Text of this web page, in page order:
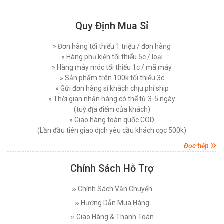
Thứ bảy, 29/11/2025
Máy Cắt Vải Viền Là Gì? Lợi Ích Và Ứng Dụng
Thứ tư, 26/11/2025
Nên Chọn Máy Cắt Vải Cầm Tay Hay Máy Cắt
Vải Đứng
Thứ năm, 20/11/2025
Các Lỗi Phổ Biến Khi Sử Dụng Máy Cắt Vải
Đứng Và Cách Khắc Phục
Thứ bảy, 15/11/2025
Máy Cắt Vải Đầu Bàn Là Gì? Top 5 Điều Cần Biết
Thứ bảy, 08/11/2025
Hành Và Lợi Ích
MÁY CẮT VẢI ĐỨNG DAYANG CDZ-103 08 INCH
750W
Đăng nhập để xem giá sỉ
Giá bán lẻ:7.450.000đ
MÁY CẮT VẢI ĐỨNG PHILPS 08 INCH, CÔNG
SUẤT 1600W
Đăng nhập để xem giá sỉ
MÁY CẮT VẢI ĐỨNG EASTMAN 627X 08 INCH (
Đăng nhập để xem giá sỉ
Giá bán lẻ:17.800.000đ
Chính Sách Hỗ Trợ
Chính Sách Vận Chuyển
Hướng Dẫn Mua Hàng
Giao Hàng & Thanh Toán
Quy Định Mua Sỉ
» Đơn hàng tối thiểu 1 triệu / đơn hàng
» Hàng phụ kiện tối thiểu 5c / loại
» Hàng máy móc tối thiểu 1c / mã máy
» Sản phẩm trên 100k tối thiểu 3c
» Gửi đơn hàng sỉ khách chịu phí ship
» Thời gian nhận hàng có thể từ 3-5 ngày
(tuỳ địa điểm của khách)
» Giao hàng toàn quốc COD
(Lần đầu tiên giao dịch yêu cầu khách cọc 500k)
Đọc tiếp